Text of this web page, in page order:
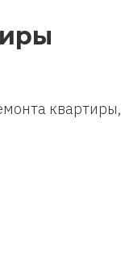
квартиры,